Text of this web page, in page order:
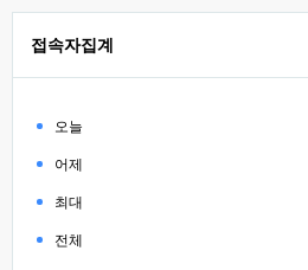
접속자집계
오늘
어제
최대
전체